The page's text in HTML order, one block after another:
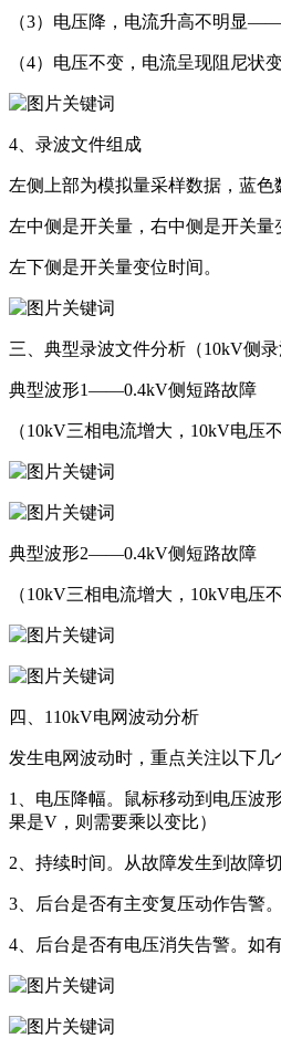
（3）电压降，电流升高不明显——
（4）电压不变，电流呈现阻尼状
4、录波文件组成
左侧上部为模拟量采样数据，蓝
左中侧是开关量，右中侧是开关量
左下侧是开关量变位时间。
三、典型录波文件分析（10kV侧录
典型波形1——0.4kV侧短路故障
（10kV三相电流增大，10kV电压不
典型波形2——0.4kV侧短路故障
（10kV三相电流增大，10kV电压不
四、110kV电网波动分析
发生电网波动时，重点关注以下几
1、电压降幅。鼠标移动到电压波
果是V，则需要乘以变比）
2、持续时间。从故障发生到故障
3、后台是否有主变复压动作告警
4、后台是否有电压消失告警。如